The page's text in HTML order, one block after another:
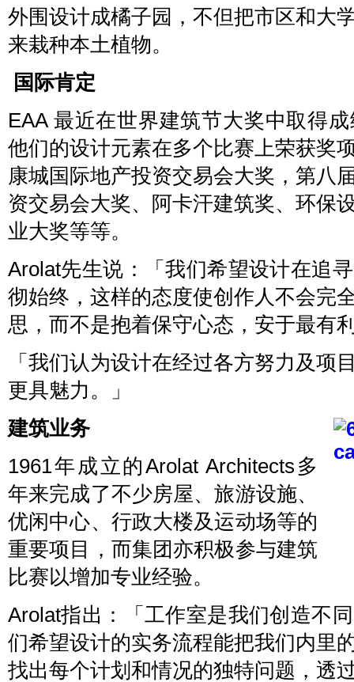
外围设计成橘子园，不但把市区和大
来栽种本土植物。
国际肯定
EAA 最近在世界建筑节大奖中取得
他们的设计元素在多个比赛上荣获奖
康城国际地产投资交易会大奖，第八
资交易会大奖、阿卡汗建筑奖、环保
业大奖等等。
Arolat先生说：「我们希望设计在追
彻始终，这样的态度使创作人不会完
思，而不是抱着保守心态，安于最有
「我们认为设计在经过各方努力及项
更具魅力。」
建筑业务
1961年成立的Arolat Architects多
年来完成了不少房屋、旅游设施、
优闲中心、行政大楼及运动场等的
重要项目，而集团亦积极参与建筑
比赛以增加专业经验。
Arolat指出：「工作室是我们创造不
们希望设计的实务流程能把我们内里
找出每个计划和情况的独特问题，透